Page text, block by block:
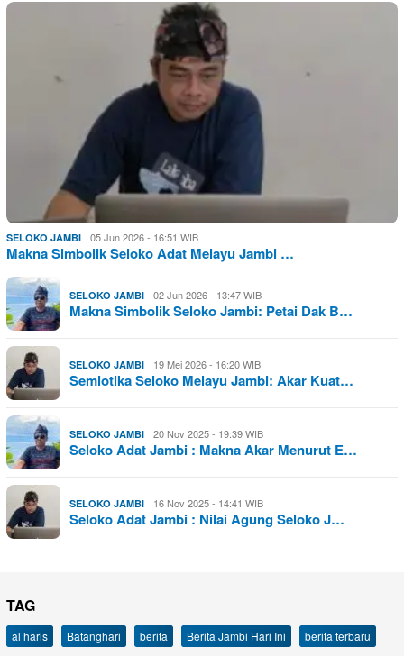
SELOKO JAMBI 05 Jun 2026 - 16:51 WIB
Makna Simbolik Seloko Adat Melayu Jambi …
SELOKO JAMBI 02 Jun 2026 - 13:47 WIB
Makna Simbolik Seloko Jambi: Petai Dak B…
SELOKO JAMBI 19 Mei 2026 - 16:20 WIB
Semiotika Seloko Melayu Jambi: Akar Kuat…
SELOKO JAMBI 20 Nov 2025 - 19:39 WIB
Seloko Adat Jambi : Makna Akar Menurut E…
SELOKO JAMBI 16 Nov 2025 - 14:41 WIB
Seloko Adat Jambi : Nilai Agung Seloko J…
TAG
al haris Batanghari berita Berita Jambi Hari Ini
berita terbaru